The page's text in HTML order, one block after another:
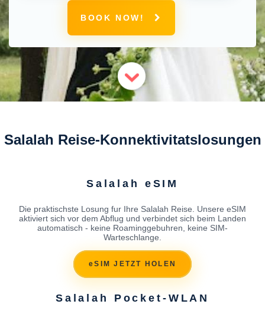
BOOK NOW!
Salalah Reise-Konnektivitatslosungen
Salalah eSIM
Die praktischste Losung fur Ihre Salalah Reise. Unsere eSIM
aktiviert sich vor dem Abflug und verbindet sich beim Landen
automatisch - keine Roaminggebuhren, keine SIM-
Warteschlange.
eSIM JETZT HOLEN
Salalah Pocket-WLAN